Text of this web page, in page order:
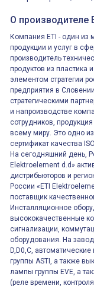
О производителе
Компания ETI - один из
продукции и услуг в
производитель
продуктов из пластика
элементом стратегии
предприятия в
стратегическими
и напроизводстве
сотрудников,
всему миру. Это одно
сертификат качества
На сегодняшний день,
Elektroelement d.d»
дистрибьюторов и
России «ETI
поставщик
Инсталляционное
высококачественные
сигнализации,
оборудования. На
D,D0,C,
группы ASTI, а также
лампы группы EVE, а
(реле времени,